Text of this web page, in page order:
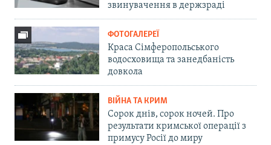
звинувачення в держзраді
ФОТОГАЛЕРЕЇ
Краса Сімферопольського
водосховища та занедбаність
довкола
ВІЙНА ТА КРИМ
Сорок днів, сорок ночей. Про
результати кримської операції з
примусу Росії до миру